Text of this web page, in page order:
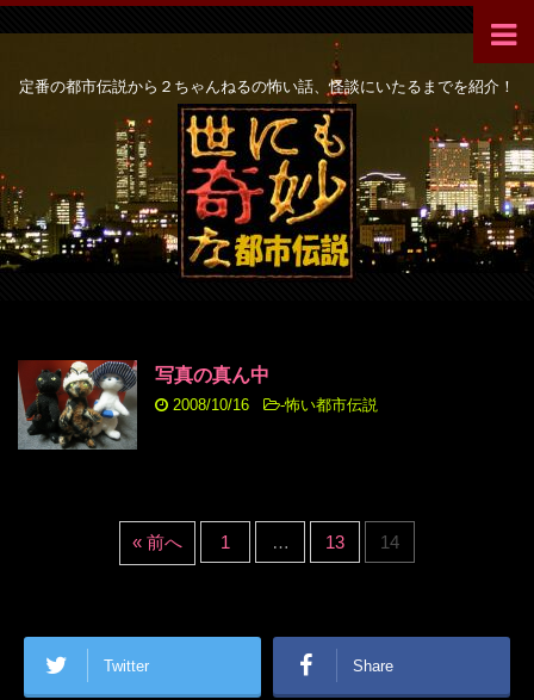
定番の都市伝説から２ちゃんねるの怖い話、怪談にいたるまでを紹介！
写真の真ん中
2008/10/16 -怖い都市伝説
« 前へ 1 … 13 14
Twitter Share